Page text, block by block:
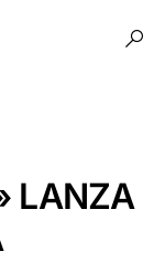
LANZA